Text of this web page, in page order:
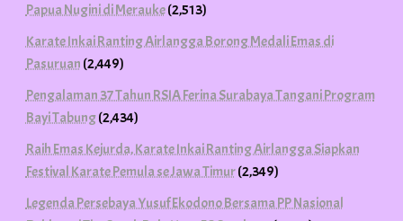
Papua Nugini di Merauke(2,513)
Karate Inkai Ranting Airlangga Borong Medali Emas di
Pasuruan (2,449)
Pengalaman 37 Tahun RSIA Ferina Surabaya Tangani Program
Bayi Tabung(2,434)
Raih Emas Kejurda, Karate Inkai Ranting Airlangga Siapkan
Festival Karate Pemula se Jawa Timur(2,349)
Legenda Persebaya Yusuf Ekodono Bersama PP Nasional